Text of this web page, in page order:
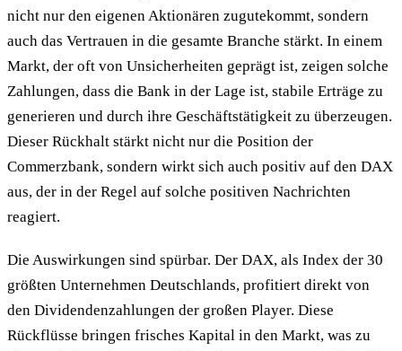
nicht nur den eigenen Aktionären zugutekommt, sondern
auch das Vertrauen in die gesamte Branche stärkt. In einem
Markt, der oft von Unsicherheiten geprägt ist, zeigen solche
Zahlungen, dass die Bank in der Lage ist, stabile Erträge zu
generieren und durch ihre Geschäftstätigkeit zu überzeugen.
Dieser Rückhalt stärkt nicht nur die Position der
Commerzbank, sondern wirkt sich auch positiv auf den DAX
aus, der in der Regel auf solche positiven Nachrichten
reagiert.
Die Auswirkungen sind spürbar. Der DAX, als Index der 30
größten Unternehmen Deutschlands, profitiert direkt von
den Dividendenzahlungen der großen Player. Diese
Rückflüsse bringen frisches Kapital in den Markt, was zu